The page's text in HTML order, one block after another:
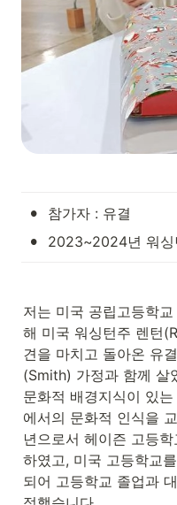
• 참가자 : 유결
• 2023~2024년 워싱
저는 미국 공립고등학
해 미국 워싱턴주 렌턴
견을 마치고 돌아온 유
(Smith) 가정과 함께 살
문화적 배경지식이 있
에서의 문화적 인식을
년으로서 헤이즌 고등
하였고, 미국 고등학교
되어 고등학교 졸업과